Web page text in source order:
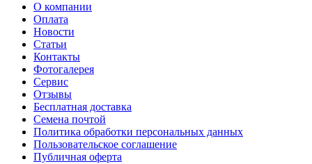
О компании
Оплата
Новости
Статьи
Контакты
Фотогалерея​
Сервис
Отзывы
Бесплатная доставка
Семена почтой
Политика обработки персональных данных
Пользовательское соглашение
Публичная оферта